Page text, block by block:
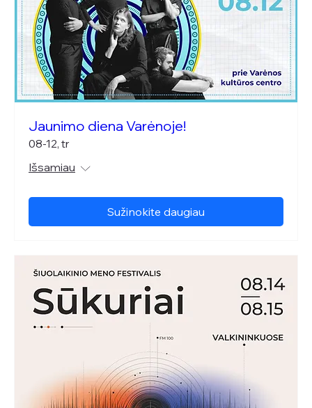
Jaunimo diena Varėnoje!
08-12, tr
Išsamiau
Sužinokite daugiau